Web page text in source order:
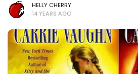
HELLY CHERRY
14 YEARS AGO